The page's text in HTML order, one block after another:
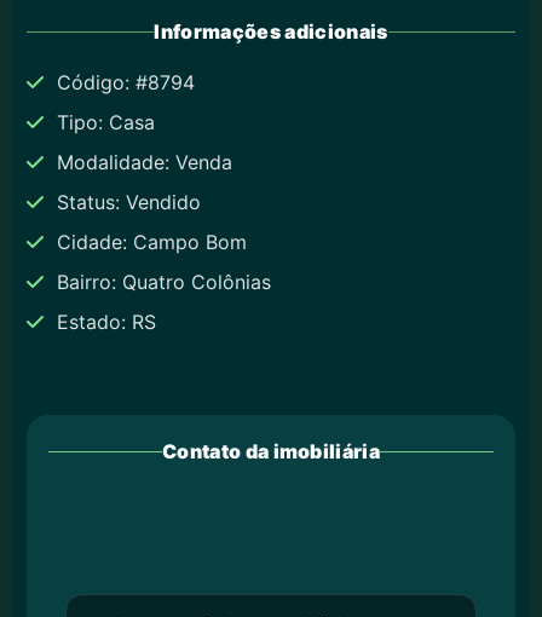
Informações adicionais
Código: #8794
Tipo: Casa
Modalidade: Venda
Status: Vendido
Cidade: Campo Bom
Bairro: Quatro Colônias
Estado: RS
Contato da imobiliária